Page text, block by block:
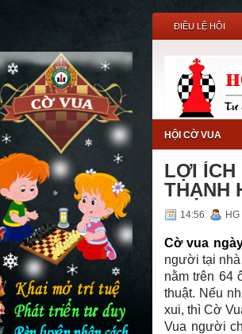
ĐIỀU LỆ HỘI
Vua - Sân
HỘI CỜ VUA
LỢI ÍCH
THẠNH
14:56 HG
Cờ vua
người tại
nằm trên 64
thuật. Nếu
xui, thì Cờ
Vua người